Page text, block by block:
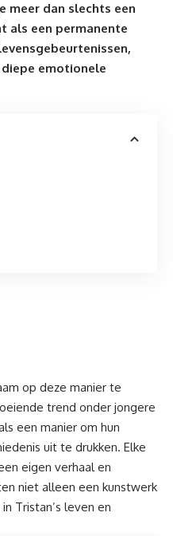
meer dan slechts een
als een permanente
emotionele
op deze manier te
trend onder jongere
een manier om hun
uit te drukken. Elke
eigen verhaal en
niet alleen een kunstwerk
Tristan’s leven en